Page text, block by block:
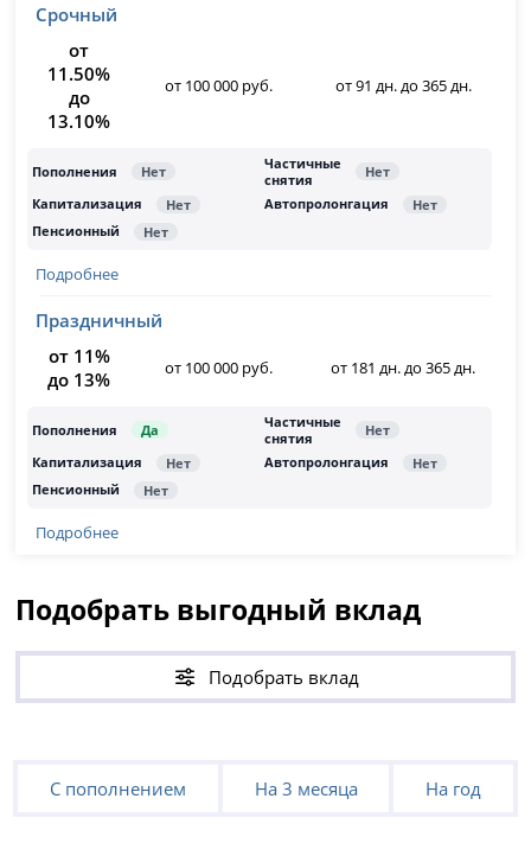
Срочный
от
11.50%
до
13.10%
от 100 000 руб. от 91 дн. до 365 дн.
Подробнее
Праздничный
от 11%
до 13%
от 100 000 руб. от 181 дн. до 365 дн.
Подробнее
Подобрать выгодный вклад
Подобрать вклад
С пополнением На 3 месяца На год